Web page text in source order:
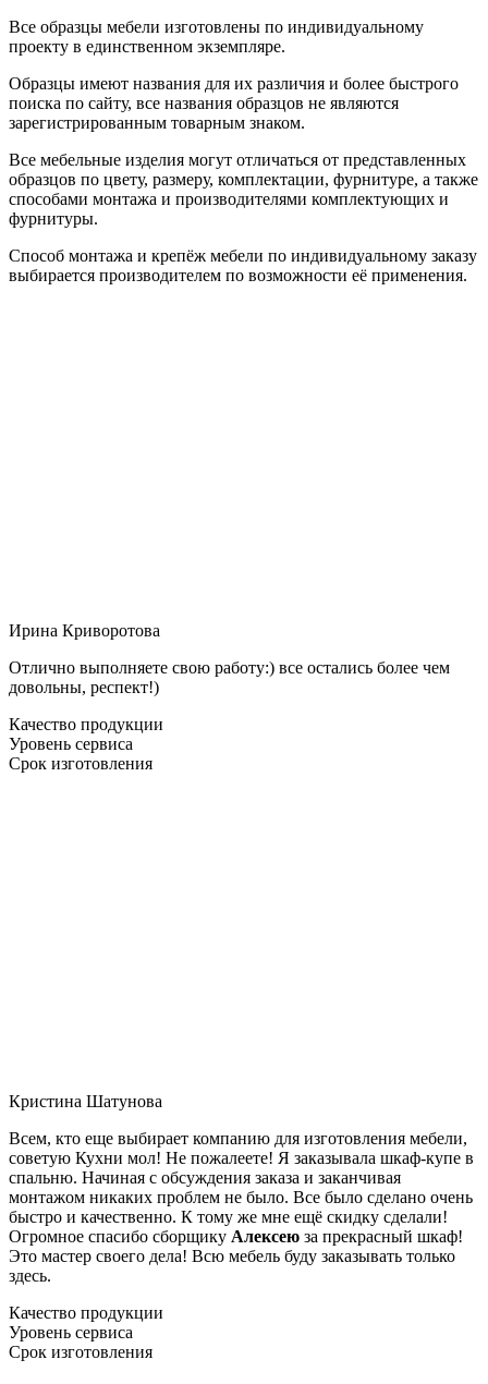
Все образцы мебели изготовлены по индивидуальному
проекту в единственном экземпляре.
Образцы имеют названия для их различия и более быстрого
поиска по сайту, все названия образцов не являются
зарегистрированным товарным знаком.
Все мебельные изделия могут отличаться от представленных
образцов по цвету, размеру, комплектации, фурнитуре, а также
способами монтажа и производителями комплектующих и
фурнитуры.
Способ монтажа и крепёж мебели по индивидуальному заказу
выбирается производителем по возможности её применения.
Ирина Криворотова
Отлично выполняете свою работу:) все остались более чем
довольны, респект!)
Качество продукции
Уровень сервиса
Срок изготовления
Кристина Шатунова
Всем, кто еще выбирает компанию для изготовления мебели,
советую Кухни мол! Не пожалеете! Я заказывала шкаф-купе в
спальню. Начиная с обсуждения заказа и заканчивая
монтажом никаких проблем не было. Все было сделано очень
быстро и качественно. К тому же мне ещё скидку сделали!
Огромное спасибо сборщику Алексею за прекрасный шкаф!
Это мастер своего дела! Всю мебель буду заказывать только
здесь.
Качество продукции
Уровень сервиса
Срок изготовления